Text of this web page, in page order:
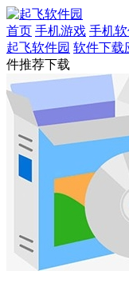
首页 手机游戏 手机
起飞软件园 软件下载
件推荐下载